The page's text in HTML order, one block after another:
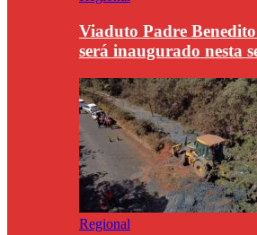
Viaduto Padre
será inaugurado nesta
Regional